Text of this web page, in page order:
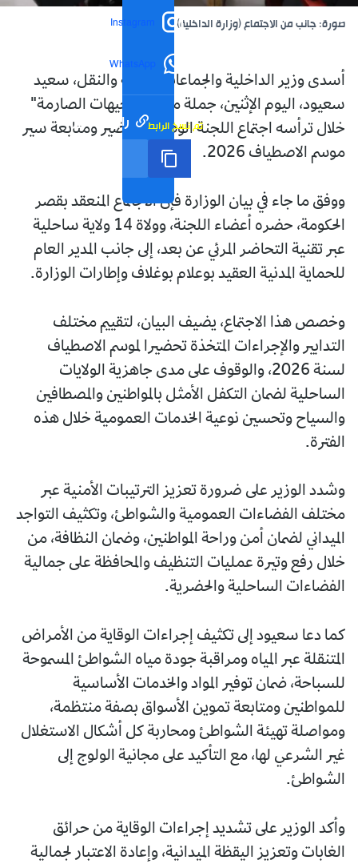
Instagram
WhatsApp
رابط مختصر تم نسخ الرابط
صورة: جانب من الاجتماع (وزارة الداخلية)
أسدى وزير الداخلية والجماعات المحلية والنقل، سعيد
سعيود، اليوم الإثنين، جملة من "التوجيهات الصارمة"
خلال ترأسه اجتماع اللجنة الوطنية لتحضير ومتابعة سير
موسم الاصطياف 2026.
ووفق ما جاء في بيان الوزارة فإن الاجتماع المنعقد بقصر
الحكومة، حضره أعضاء اللجنة، وولاة 14 ولاية ساحلية
عبر تقنية التحاضر المرئي عن بعد، إلى جانب المدير العام
للحماية المدنية العقيد بوعلام بوغلاف وإطارات الوزارة.
وخصص هذا الاجتماع، يضيف البيان، لتقييم مختلف
التدابير والإجراءات المتخذة تحضيرا لموسم الاصطياف
لسنة 2026، والوقوف على مدى جاهزية الولايات
الساحلية لضمان التكفل الأمثل بالمواطنين والمصطافين
والسياح وتحسين نوعية الخدمات العمومية خلال هذه
الفترة.
وشدد الوزير على ضرورة تعزيز الترتيبات الأمنية عبر
مختلف الفضاءات العمومية والشواطئ، وتكثيف التواجد
الميداني لضمان أمن وراحة المواطنين، وضمان النظافة، من
خلال رفع وتيرة عمليات التنظيف والمحافظة على جمالية
الفضاءات الساحلية والحضرية.
كما دعا سعيود إلى تكثيف إجراءات الوقاية من الأمراض
المتنقلة عبر المياه ومراقبة جودة مياه الشواطئ المسموحة
للسباحة، ضمان توفير المواد والخدمات الأساسية
للمواطنين ومتابعة تموين الأسواق بصفة منتظمة،
ومواصلة تهيئة الشواطئ ومحاربة كل أشكال الاستغلال
غير الشرعي لها، مع التأكيد على مجانية الولوج إلى
الشواطئ.
وأكد الوزير على تشديد إجراءات الوقاية من حرائق
الغابات وتعزيز اليقظة الميدانية، وإعادة الاعتبار لجمالية